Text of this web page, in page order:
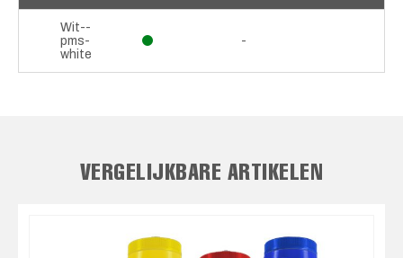
Wit--
pms-
white
-
VERGELIJKBARE ARTIKELEN